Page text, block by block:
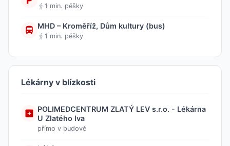
1 min. pěšky
MHD – Kroměříž, Dům kultury (bus)
1 min. pěšky
Lékárny v blízkosti
POLIMEDCENTRUM ZLATÝ LEV s.r.o. - Lékárna
U Zlatého lva
přímo v budově